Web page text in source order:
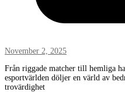
November 2, 2025
Från riggade matcher till hemliga
esportvärlden döljer en värld av
trovärdighet